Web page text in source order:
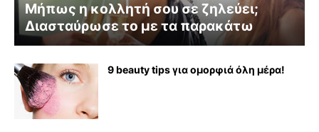
Μήπως η κολλητή σου σε ζηλεύει;
Διασταύρωσε το με τα παρακάτω
9 beauty tips για ομορφιά όλη μέρα!